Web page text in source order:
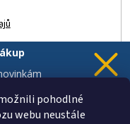
pohodlné
webu neustále